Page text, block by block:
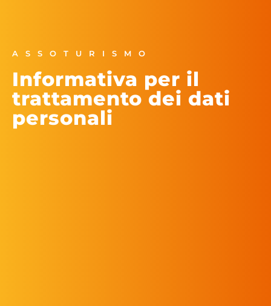
ASSOTURISMO
Informativa per il
trattamento dei dati
personali